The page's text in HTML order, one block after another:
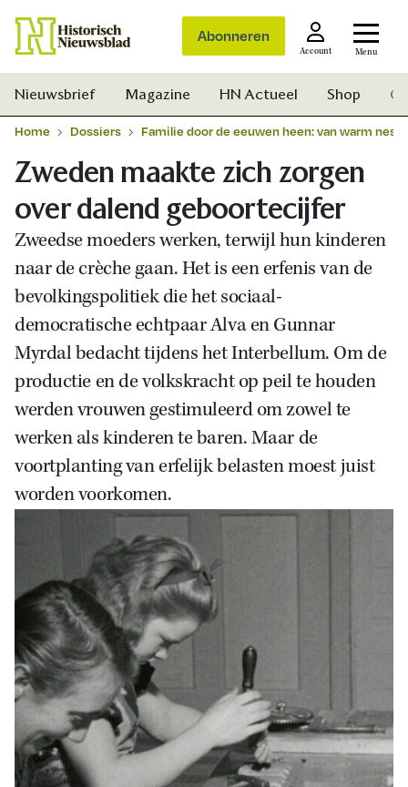
Abonneren
Account Menu
Zoek
Nieuwsbrief Magazine HN Actueel Shop
Home Dossiers Familie door de eeuwen heen: van warm nest
Zweden maakte zich zorgen
over dalend geboortecijfer
Zweedse moeders werken, terwijl hun kinderen
naar de crèche gaan. Het is een erfenis van de
bevolkingspolitiek die het sociaal-
democratische echtpaar Alva en Gunnar
Myrdal bedacht tijdens het Interbellum. Om de
productie en de volkskracht op peil te houden
werden vrouwen gestimuleerd om zowel te
werken als kinderen te baren. Maar de
voortplanting van erfelijk belasten moest juist
worden voorkomen.